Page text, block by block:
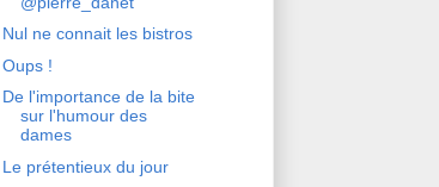
Nul ne connait les bistros
Oups !
De l'importance de la bite
sur l'humour des
dames
Le prétentieux du jour